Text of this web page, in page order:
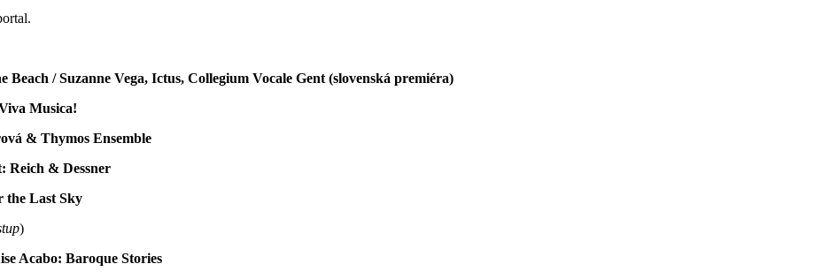
Beach / Suzanne Vega, Ictus, Collegium Vocale Gent (slovenská premiéra)
Musica!
& Thymos Ensemble
Reich & Dessner
the Last Sky
)
Acabo: Baroque Stories